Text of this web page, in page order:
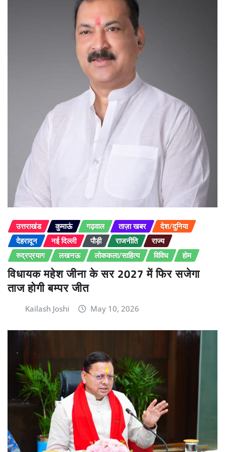
उत्तराखंड कुमाऊं गढ़वाल ताज़ा खबर
देश/दुनिया
देहरादून
नई दिल्ली पौड़ी राजनीति
राज्य
रुद्रप्रयाग
लखनऊ लोककला/साहित्य विविध होम
विधायक महेश जीना के सर 2027 में फिर सजेगा
ताज होगी बम्पर जीत
Kailash Joshi May 10, 2026